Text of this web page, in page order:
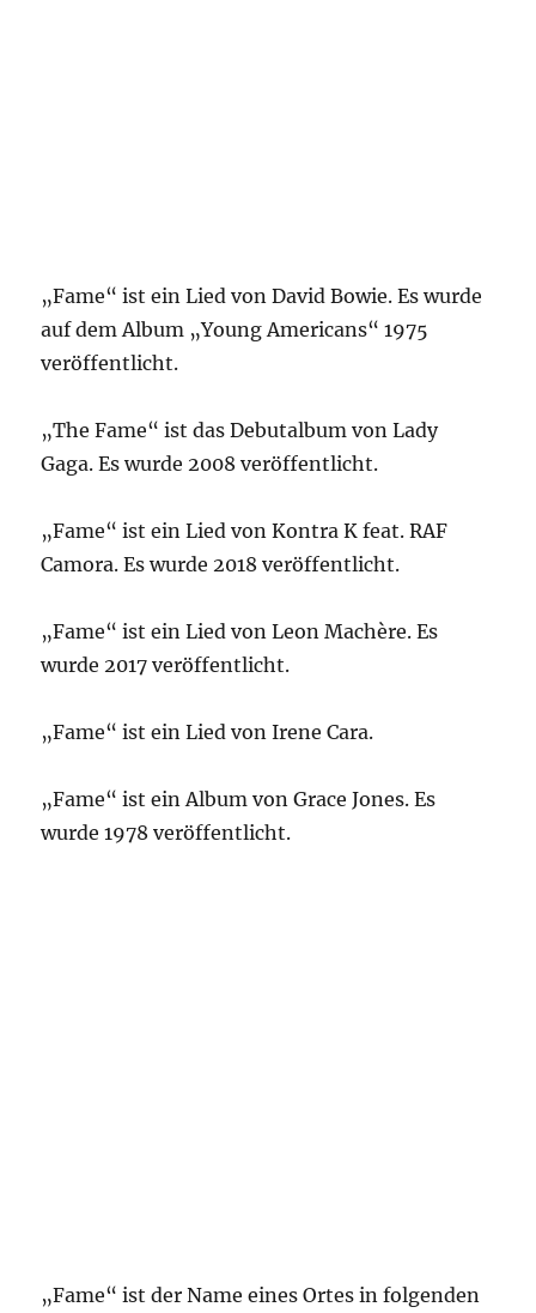
„Fame“ ist ein Lied von David Bowie. Es wurde
auf dem Album „Young Americans“ 1975
veröffentlicht.
„The Fame“ ist das Debutalbum von Lady
Gaga. Es wurde 2008 veröffentlicht.
„Fame“ ist ein Lied von Kontra K feat. RAF
Camora. Es wurde 2018 veröffentlicht.
„Fame“ ist ein Lied von Leon Machère. Es
wurde 2017 veröffentlicht.
„Fame“ ist ein Lied von Irene Cara.
„Fame“ ist ein Album von Grace Jones. Es
wurde 1978 veröffentlicht.
„Fame“ ist der Name eines Ortes in folgenden